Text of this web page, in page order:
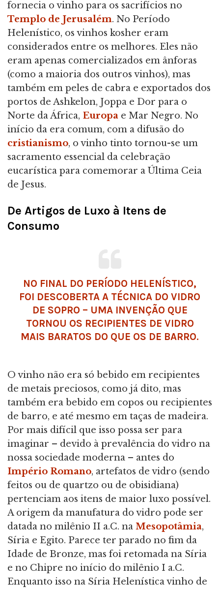
fornecia o vinho para os sacrifícios no
Templo de Jerusalém. No Período
Helenístico, os vinhos kosher eram
considerados entre os melhores. Eles não
eram apenas comercializados em ânforas
(como a maioria dos outros vinhos), mas
também em peles de cabra e exportados dos
portos de Ashkelon, Joppa e Dor para o
Norte da África, Europa e Mar Negro. No
início da era comum, com a difusão do
cristianismo, o vinho tinto tornou-se um
sacramento essencial da celebração
eucarística para comemorar a Última Ceia
de Jesus.
De Artigos de Luxo à Itens de
Consumo
NO FINAL DO PERÍODO HELENÍSTICO,
FOI DESCOBERTA A TÉCNICA DO VIDRO
DE SOPRO – UMA INVENÇÃO QUE
TORNOU OS RECIPIENTES DE VIDRO
MAIS BARATOS DO QUE OS DE BARRO.
O vinho não era só bebido em recipientes
de metais preciosos, como já dito, mas
também era bebido em copos ou recipientes
de barro, e até mesmo em taças de madeira.
Por mais difícil que isso possa ser para
imaginar – devido à prevalência do vidro na
nossa sociedade moderna – antes do
Império Romano, artefatos de vidro (sendo
feitos ou de quartzo ou de obisidiana)
pertenciam aos itens de maior luxo possível.
A origem da manufatura do vidro pode ser
datada no milênio II a.C. na Mesopotâmia,
Síria e Egito. Parece ter parado no fim da
Idade de Bronze, mas foi retomada na Síria
e no Chipre no início do milênio I a.C.
Enquanto isso na Síria Helenística vinho de